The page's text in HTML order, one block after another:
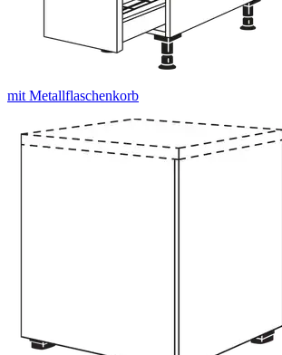
mit Metallflaschenkorb